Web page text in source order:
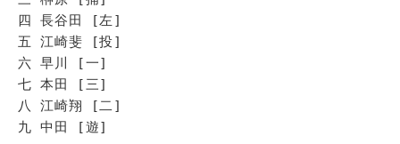
四 長谷田 [左]
五 江崎斐 [投]
六 早川 [一]
七 本田 [三]
八 江崎翔 [二]
九 中田 [遊]